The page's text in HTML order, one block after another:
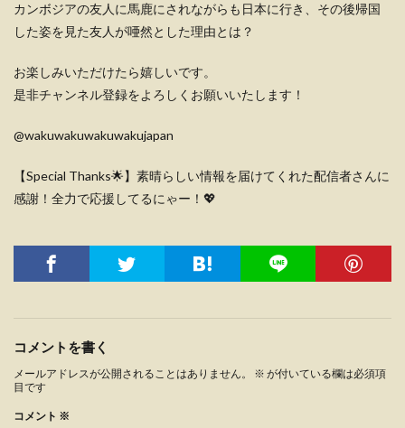
カンボジアの友人に馬鹿にされながらも日本に行き、その後帰国
した姿を見た友人が唖然とした理由とは？
お楽しみいただけたら嬉しいです。
是非チャンネル登録をよろしくお願いいたします！
@wakuwakuwakuwakujapan
【Special Thanks🌟】素晴らしい情報を届けてくれた配信者さんに
感謝！全力で応援してるにゃー！💖
コメントを書く
メールアドレスが公開されることはありません。 ※ が付いている欄は必須項
目です
コメント ※